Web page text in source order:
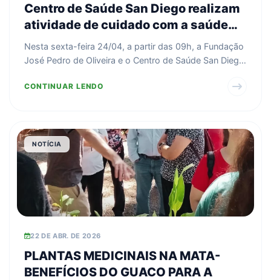
Centro de Saúde San Diego realizam
atividade de cuidado com a saúde
em contato com a natureza
Nesta sexta-feira 24/04, a partir das 09h, a Fundação
José Pedro de Oliveira e o Centro de Saúde San Diego
CONTINUAR LENDO
NOTÍCIA
22 DE ABR. DE 2026
PLANTAS MEDICINAIS NA MATA-
BENEFÍCIOS DO GUACO PARA A